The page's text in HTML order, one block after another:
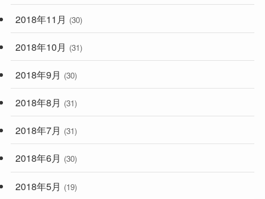
2018年11月 (30)
2018年10月 (31)
2018年9月 (30)
2018年8月 (31)
2018年7月 (31)
2018年6月 (30)
2018年5月 (19)